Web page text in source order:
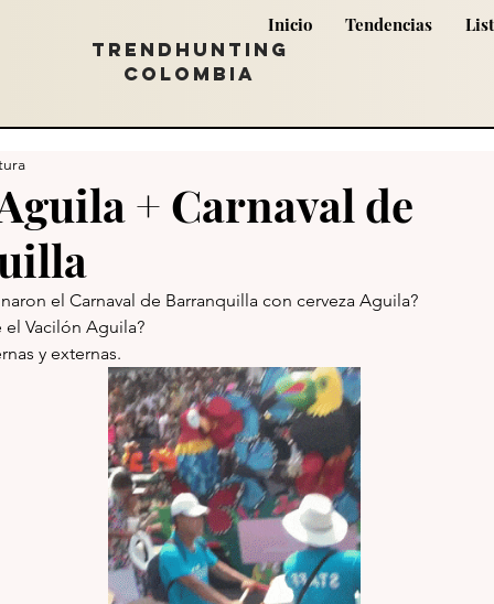
Inicio Tendencias
TRENDHUNTING
COLOMBIA
+ Carnaval de
el Carnaval de Barranquilla con cerveza Aguila?
Vacilón Aguila?
y externas.